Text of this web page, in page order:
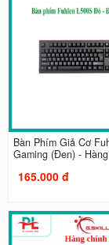
Bàn Phím Giả Cơ
Gaming (Đen) -
165.000 đ